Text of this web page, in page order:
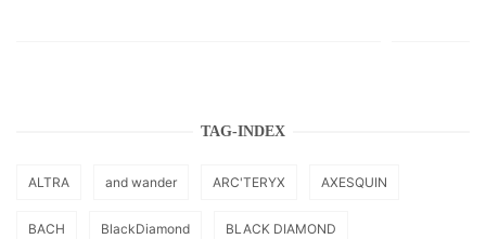
TAG-INDEX
ALTRA and wander ARC'TERYX AXESQUIN
BACH BlackDiamond BLACK DIAMOND